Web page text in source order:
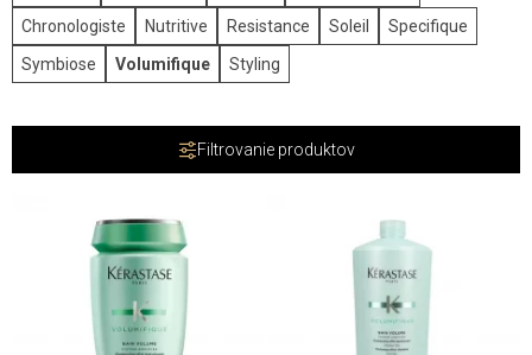
Chronologiste
Nutritive Resistance Soleil
Specifique
Symbiose
Volumifique Styling
Filtrovanie produktov